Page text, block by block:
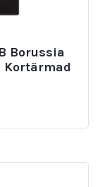
Borussia